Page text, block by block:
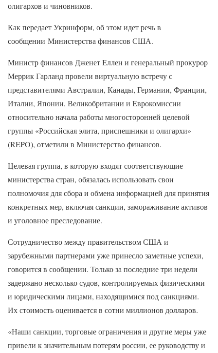
олигархов и чиновников.
Как передает Укринформ, об этом идет речь в
сообщении Министерства финансов США.
Министр финансов Дженет Еллен и генеральный прокурор
Меррик Гарланд провели виртуальную встречу с
представителями Австралии, Канады, Германии, Франции,
Италии, Японии, Великобритании и Еврокомиссии
относительно начала работы многосторонней целевой
группы «Российская элита, приспешники и олигархи»
(REPO), отметили в Министерство финансов.
Целевая группа, в которую входят соответствующие
министерства стран, обязалась использовать свои
полномочия для сбора и обмена информацией для принятия
конкретных мер, включая санкции, замораживание активов
и уголовное преследование.
Сотрудничество между правительством США и
зарубежными партнерами уже принесло заметные успехи,
говорится в сообщении. Только за последние три недели
задержано несколько судов, контролируемых физическими
и юридическими лицами, находящимися под санкциями.
Их стоимость оценивается в сотни миллионов долларов.
«Наши санкции, торговые ограничения и другие меры уже
привели к значительным потерям россии, ее руководству и